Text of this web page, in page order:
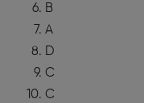
B
A
D
C
C